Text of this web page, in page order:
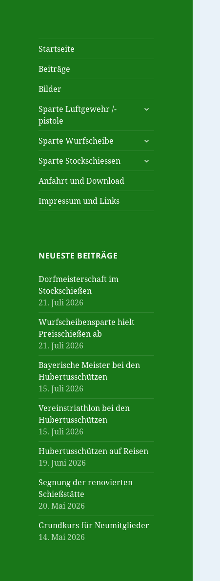
Schützengesellschaft
Hubertus Haidlfing
1954 e.V.
Schützenverein mit den
Luftpistole, Wurfscheibe bzw.
Wurftaube und Stockschiessen
Startseite
Beiträge
Bilder
Sparte Luftgewehr /-
pistole
untermenü
Sparte Wurfscheibe
untermenü
Sparte Stockschiessen
untermenü
Anfahrt und Download
Impressum und Links
NEUESTE BEITRÄGE
Dorfmeisterschaft im
Stockschießen
21. Juli 2026
Wurfscheibensparte hielt
Preisschießen ab
21. Juli 2026
Bayerische Meister bei den
Hubertusschützen
15. Juli 2026
Vereinstriathlon bei den
Hubertusschützen
15. Juli 2026
Hubertusschützen auf Reisen
19. Juni 2026
Segnung der renovierten
Schießstätte
20. Mai 2026
Grundkurs für Neumitglieder
14. Mai 2026